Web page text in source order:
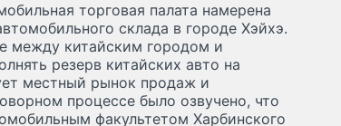
торговая палата намерена
склада в городе Хэйхэ.
между китайским городом и
резерв китайских авто на
местный рынок продаж и
процессе было озвучено, что
факультетом Харбинского